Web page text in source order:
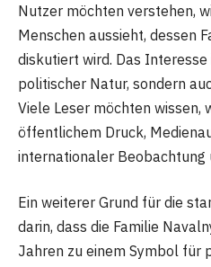
Nutzer möchten verstehen,
Menschen aussieht, dessen
diskutiert wird. Das
politischer Natur, sondern
Viele Leser möchten wissen,
öffentlichem Druck,
internationaler Beobachtung
Ein weiterer Grund für die
darin, dass die Familie
Jahren zu einem Symbol für